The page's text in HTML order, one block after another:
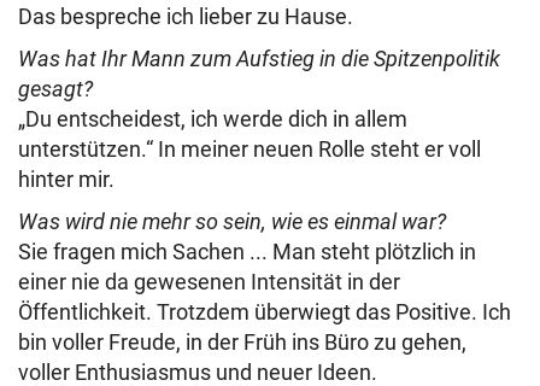
Das bespreche ich lieber zu Hause.
Was hat Ihr Mann zum Aufstieg in die Spitzenpolitik
gesagt?
„Du entscheidest, ich werde dich in allem
unterstützen.“ In meiner neuen Rolle steht er voll
hinter mir.
Was wird nie mehr so sein, wie es einmal war?
Sie fragen mich Sachen ... Man steht plötzlich in
einer nie da gewesenen Intensität in der
Öffentlichkeit. Trotzdem überwiegt das Positive. Ich
bin voller Freude, in der Früh ins Büro zu gehen,
voller Enthusiasmus und neuer Ideen.